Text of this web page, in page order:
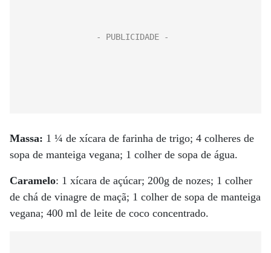
Massa: 1 ¼ de xícara de farinha de trigo; 4 colheres de
sopa de manteiga vegana; 1 colher de sopa de água.
Caramelo: 1 xícara de açúcar; 200g de nozes; 1 colher
de chá de vinagre de maçã; 1 colher de sopa de manteiga
vegana; 400 ml de leite de coco concentrado.